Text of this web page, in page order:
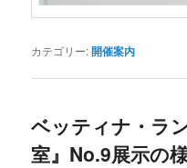
カテゴリー:開催案内
ベッティナ・ラ
室』No.9展示の